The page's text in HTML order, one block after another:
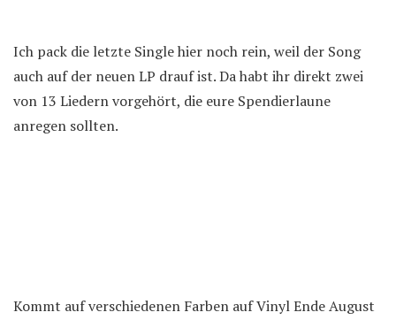
Ich pack die letzte Single hier noch rein, weil der Song
auch auf der neuen LP drauf ist. Da habt ihr direkt zwei
von 13 Liedern vorgehört, die eure Spendierlaune
anregen sollten.
Kommt auf verschiedenen Farben auf Vinyl Ende August